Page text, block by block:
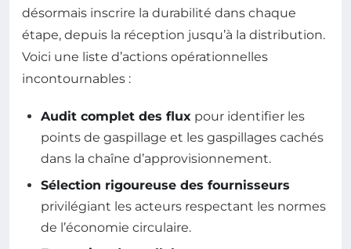
désormais inscrire la durabilité dans chaque
étape, depuis la réception jusqu’à la distribution.
Voici une liste d’actions opérationnelles
incontournables :
Audit complet des flux pour identifier les
points de gaspillage et les gaspillages cachés
dans la chaîne d’approvisionnement.
Sélection rigoureuse des fournisseurs
privilégiant les acteurs respectant les normes
de l’économie circulaire.